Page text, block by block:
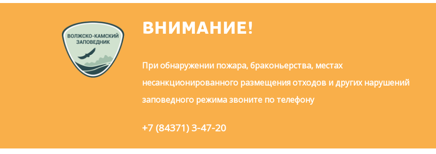
ВНИМАНИЕ!
При обнаружении пожара, браконьерства, местах
несанкционированного размещения отходов и других нарушений
заповедного режима звоните по телефону
+7 (84371) 3-47-20